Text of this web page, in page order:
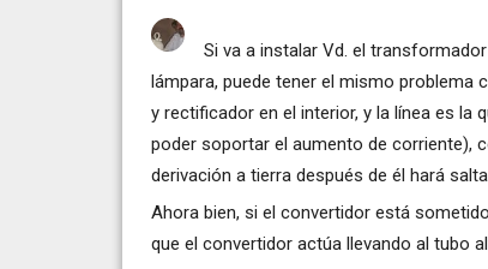
Si va a instalar Vd. el
lámpara, puede tener el mismo
y rectificador en el interior, y la línea es la
poder soportar el aumento de corriente),
derivación a tierra después de él hará
Ahora bien, si el convertidor está
que el convertidor actúa llevando al tubo